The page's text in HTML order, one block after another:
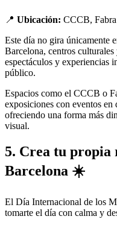
📍 Ubicación: CCCB,
Este día no gira únicamente
Barcelona, centros
espectáculos y experiencias
público.
Espacios como el CCCB o
exposiciones con eventos
ofreciendo una forma más
visual.
5. Crea tu
Barcelona ☀️
El Día Internacional de los
tomarte el día con calma y